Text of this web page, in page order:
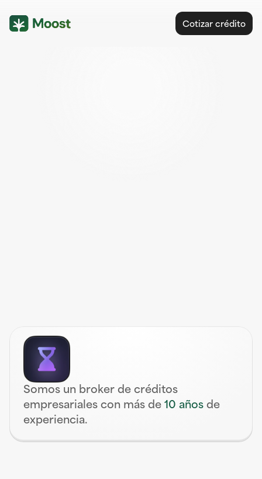
Cotizar crédito
Somos un broker de créditos
empresariales con más de 10 años de
experiencia.